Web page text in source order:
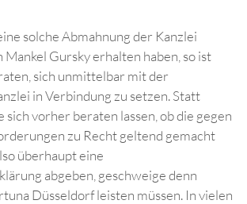
solche Abmahnung der Kanzlei
Mankel Gursky erhalten haben, so ist
sich unmittelbar mit der
in Verbindung zu setzen. Statt
sich vorher beraten lassen, ob die gegen
zu Recht geltend gemacht
überhaupt eine
abgeben, geschweige denn
Düsseldorf leisten müssen. In vielen